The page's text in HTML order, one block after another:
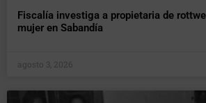
Fiscalía investiga a propietaria de
mujer en Sabandía
agosto 3, 2026